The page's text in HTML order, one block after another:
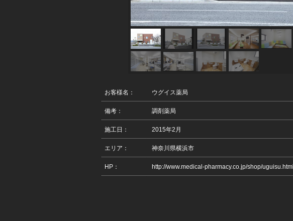
お客様名： ウグイス薬局
備考： 調剤薬局
施工日： 2015年2月
エリア： 神奈川県横浜市
HP： http://www.medical-pharmacy.co.jp/shop/uguisu.html